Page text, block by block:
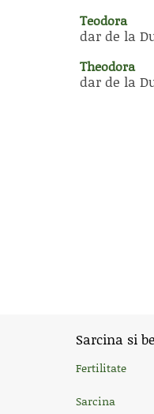
Teodora
dar de la
Theodora
dar de la
Sarcina si
Fertilitate
Sarcina